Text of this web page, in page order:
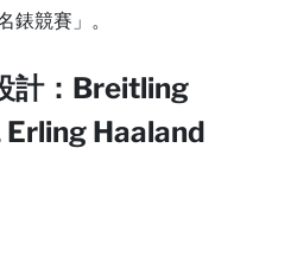
錶競賽」。
計：Breitling
Haaland